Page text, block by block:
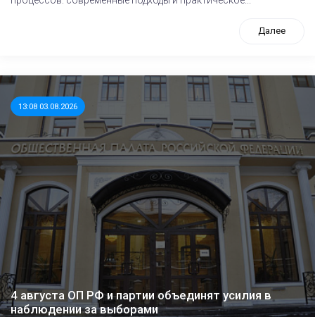
Далее
13:08 03.08.2026
4 августа ОП РФ и партии объединят усилия в
наблюдении за выборами